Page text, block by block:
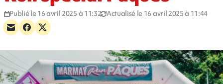
Publié le 16 avril 2025 à 11:32 Actualisé le 16 avril 2025 à 11:44